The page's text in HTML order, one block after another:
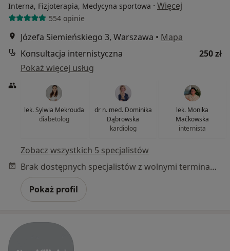
Interna, Fizjoterapia, Medycyna sportowa · Więcej
554 opinie
Józefa Siemieńskiego 3, Warszawa • Mapa
Konsultacja internistyczna
250 zł
Pokaż więcej usług
lek. Sylwia Mekrouda
diabetolog
dr n. med. Dominika
Dąbrowska
kardiolog
lek. Monika
Maćkowska
internista
Zobacz wszystkich 5 specjalistów
Brak dostępnych specjalistów z wolnymi terminami w tym centrum medycznym.
Pokaż profil